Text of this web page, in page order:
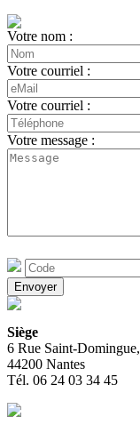
Votre nom :
Votre courriel :
Votre courriel :
Votre message :
Siège
6 Rue Saint-Domingue,
44200 Nantes
Tél. 06 24 03 34 45